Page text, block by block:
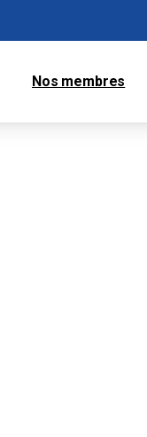
Nos membres